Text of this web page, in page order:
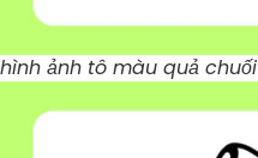
hình ảnh tô màu quả chuối